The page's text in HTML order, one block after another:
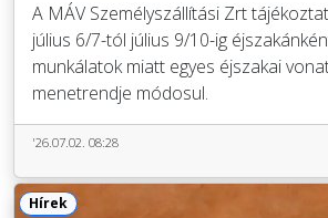
A MÁV Személyszállítási Zrt
július 6/7-tól július 9/10-ig
munkálatok miatt egyes éjszakai
menetrendje módosul.
'26.07.02. 08:28
Hírek